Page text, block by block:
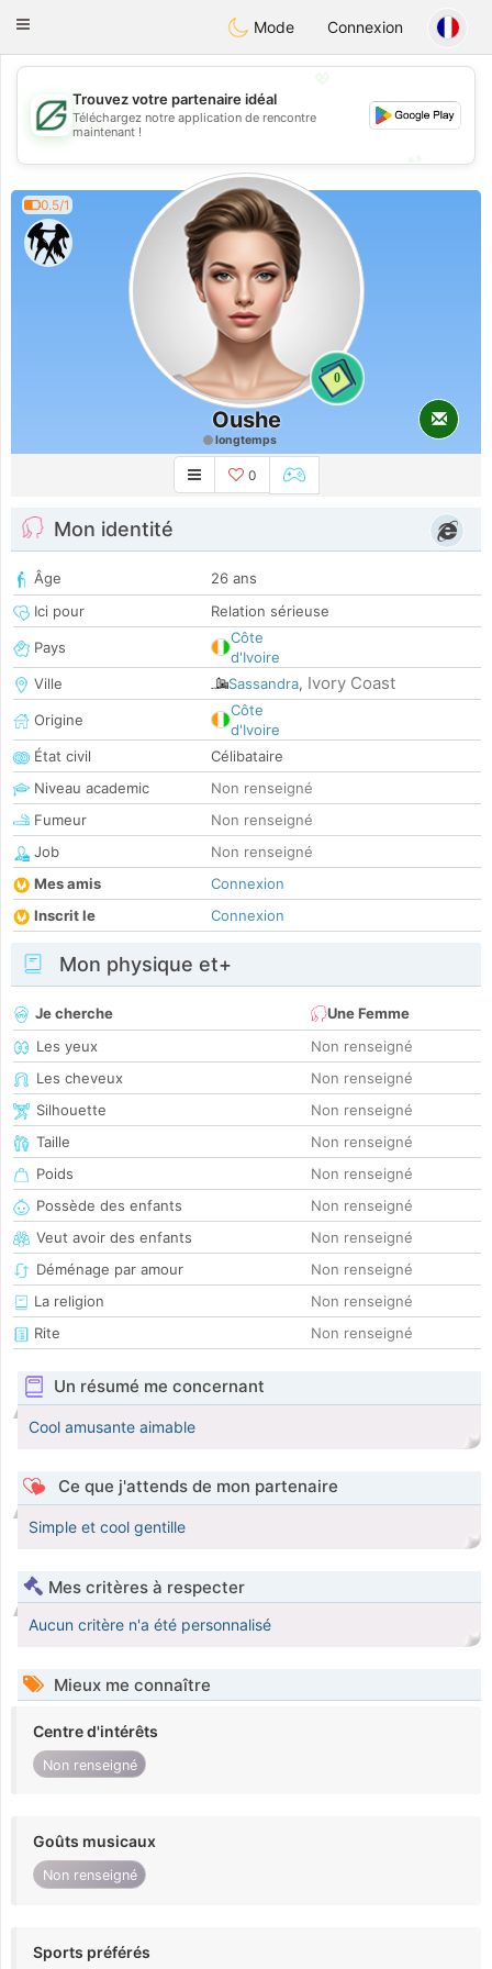
Gulf Dating
Toggle
Mode Connexion
💖
💕
Trouvez votre partenaire idéal
Téléchargez notre application de rencontre
maintenant !
0.5/1
0
Oushe
longtemps
0
Mon identité
Âge
26 ans
Ici pour
Relation sérieuse
Pays
Côte
d'Ivoire
Ville
Sassandra, Ivory Coast
Origine
Côte
d'Ivoire
État civil
Célibataire
Niveau academic
Non renseigné
Fumeur
Non renseigné
Job
Non renseigné
Mes amis
Connexion
Inscrit le
Connexion
Mon physique et+
Je cherche
Une Femme
Les yeux
Non renseigné
Les cheveux
Non renseigné
Silhouette
Non renseigné
Taille
Non renseigné
Poids
Non renseigné
Possède des enfants
Non renseigné
Veut avoir des enfants
Non renseigné
Déménage par amour
Non renseigné
La religion
Non renseigné
Rite
Non renseigné
Un résumé me concernant
Cool amusante aimable
Ce que j'attends de mon partenaire
Simple et cool gentille
Mes critères à respecter
Aucun critère n'a été personnalisé
Mieux me connaître
Centre d'intérêts
Non renseigné
Goûts musicaux
Non renseigné
Sports préférés